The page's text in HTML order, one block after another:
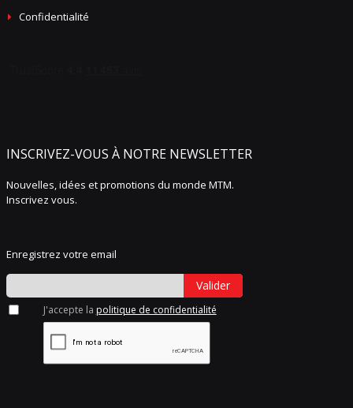
Confidentialité
INSCRIVEZ-VOUS À NOTRE NEWSLETTER
Nouvelles, idées et promotions du monde MTM.
Inscrivez vous.
Enregistrez votre email
Valider
J'accepte la politique de confidentialité